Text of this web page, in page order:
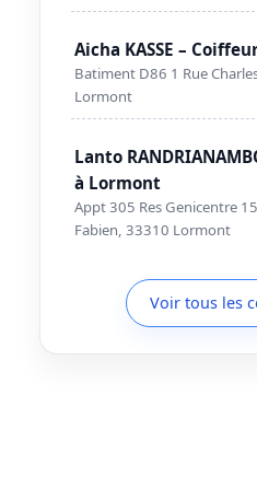
Aicha KASSE –
Batiment D86 1 Rue
Lormont
Lanto
à Lormont
Appt 305 Res Genicentre
Fabien, 33310 Lormont
Voir tous les